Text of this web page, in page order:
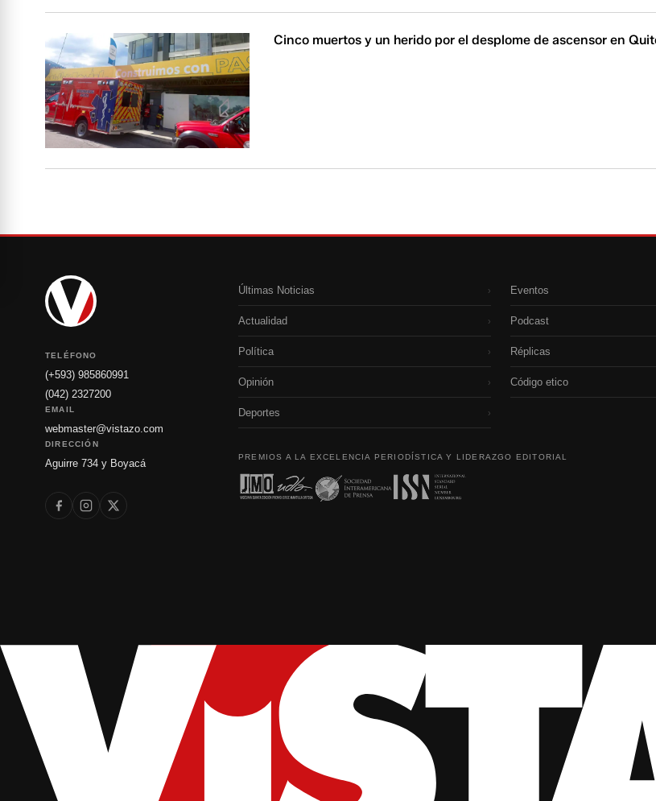
Cinco muertos y un herido por el desplome de ascensor en
TELÉFONO
(+593) 985860991
(042) 2327200
EMAIL
webmaster@vistazo.com
DIRECCIÓN
Aguirre 734 y Boyacá
Últimas Noticias ›
Actualidad ›
Política ›
Opinión ›
Deportes ›
Eventos
Podcast
Réplicas
Código etico
PREMIOS A LA EXCELENCIA PERIODÍSTICA Y LIDERAZGO EDITORIAL